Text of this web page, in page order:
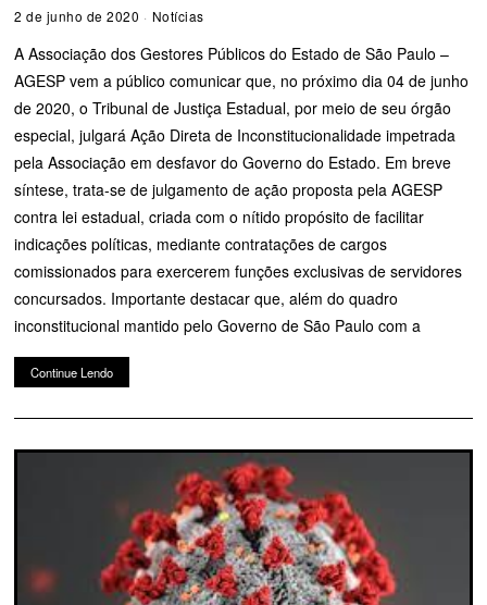
2 de junho de 2020 Notícias
A Associação dos Gestores Públicos do Estado de São Paulo –
AGESP vem a público comunicar que, no próximo dia 04 de junho
de 2020, o Tribunal de Justiça Estadual, por meio de seu órgão
especial, julgará Ação Direta de Inconstitucionalidade impetrada
pela Associação em desfavor do Governo do Estado. Em breve
síntese, trata-se de julgamento de ação proposta pela AGESP
contra lei estadual, criada com o nítido propósito de facilitar
indicações políticas, mediante contratações de cargos
comissionados para exercerem funções exclusivas de servidores
concursados. Importante destacar que, além do quadro
inconstitucional mantido pelo Governo de São Paulo com a
Continue Lendo